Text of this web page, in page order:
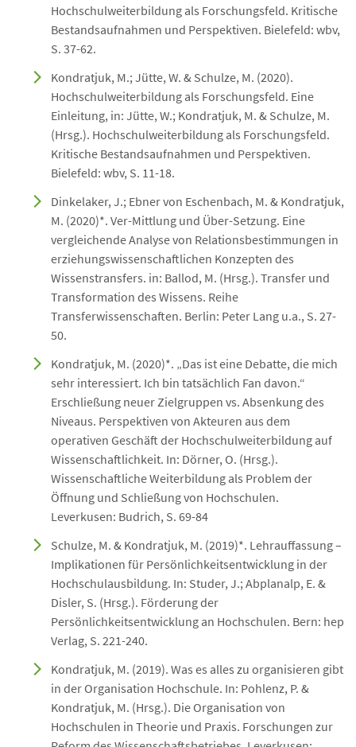
Hochschulweiterbildung als Forschungsfeld. Kritische
Bestandsaufnahmen und Perspektiven. Bielefeld: wbv,
S. 37-62.
Kondratjuk, M.; Jütte, W. & Schulze, M. (2020).
Hochschulweiterbildung als Forschungsfeld. Eine
Einleitung, in: Jütte, W.; Kondratjuk, M. & Schulze, M.
(Hrsg.). Hochschulweiterbildung als Forschungsfeld.
Kritische Bestandsaufnahmen und Perspektiven.
Bielefeld: wbv, S. 11-18.
Dinkelaker, J.; Ebner von Eschenbach, M. & Kondratjuk,
M. (2020)*. Ver-Mittlung und Über-Setzung. Eine
vergleichende Analyse von Relationsbestimmungen in
erziehungswissenschaftlichen Konzepten des
Wissenstransfers. in: Ballod, M. (Hrsg.). Transfer und
Transformation des Wissens. Reihe
Transferwissenschaften. Berlin: Peter Lang u.a., S. 27-
50.
Kondratjuk, M. (2020)*. „Das ist eine Debatte, die mich
sehr interessiert. Ich bin tatsächlich Fan davon.“
Erschließung neuer Zielgruppen vs. Absenkung des
Niveaus. Perspektiven von Akteuren aus dem
operativen Geschäft der Hochschulweiterbildung auf
Wissenschaftlichkeit. In: Dörner, O. (Hrsg.).
Wissenschaftliche Weiterbildung als Problem der
Öffnung und Schließung von Hochschulen.
Leverkusen: Budrich, S. 69-84
Schulze, M. & Kondratjuk, M. (2019)*. Lehrauffassung –
Implikationen für Persönlichkeitsentwicklung in der
Hochschulausbildung. In: Studer, J.; Abplanalp, E. &
Disler, S. (Hrsg.). Förderung der
Persönlichkeitsentwicklung an Hochschulen. Bern: hep
Verlag, S. 221-240.
Kondratjuk, M. (2019). Was es alles zu organisieren gibt
in der Organisation Hochschule. In: Pohlenz, P. &
Kondratjuk, M. (Hrsg.). Die Organisation von
Hochschulen in Theorie und Praxis. Forschungen zur